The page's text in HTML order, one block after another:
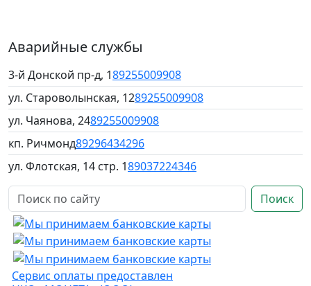
Аварийные службы
3-й Донской пр-д, 189255009908
ул. Староволынская, 1289255009908
ул. Чаянова, 2489255009908
кп. Ричмонд89296434296
ул. Флотская, 14 стр. 189037224346
Поиск
Сервис оплаты предоставлен